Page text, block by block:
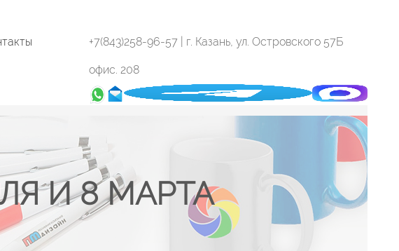
+7(843)258-96-57 | г. Казань, ул. Островского 57Б
офис. 208
И 8 МАРТА